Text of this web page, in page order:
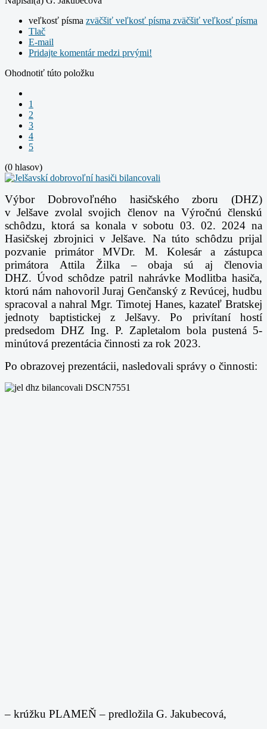
veľkosť písma zväčšiť veľkosť písma zväčšiť veľkosť písma
Tlač
E-mail
Pridajte komentár medzi prvými!
Ohodnotiť túto položku
1
2
3
4
5
(0 hlasov)
Výbor Dobrovoľného hasičského zboru (DHZ)
v Jelšave zvolal svojich členov na Výročnú členskú
schôdzu, ktorá sa konala v sobotu 03. 02. 2024 na
Hasičskej zbrojniciv Jelšave. Na túto schôdzu prijal
pozvanie primátor MVDr. M. Kolesár a zástupca
primátora Attila Žilka – obaja sú aj členovia
DHZ. Úvod schôdze patril nahrávke Modlitba hasiča,
ktorú nám nahovoril Juraj Genčanskýz Revúcej, hudbu
spracoval a nahral Mgr. Timotej Hanes, kazateľ Bratskej
jednoty baptistickej z Jelšavy. Po privítaní hostí
predsedom DHZ Ing. P. Zapletalom bola pustená 5-
minútová prezentácia činnosti za rok 2023.
Po obrazovej prezentácii, nasledovali správy o činnosti:
– krúžku PLAMEŇ – predložila G. Jakubecová,